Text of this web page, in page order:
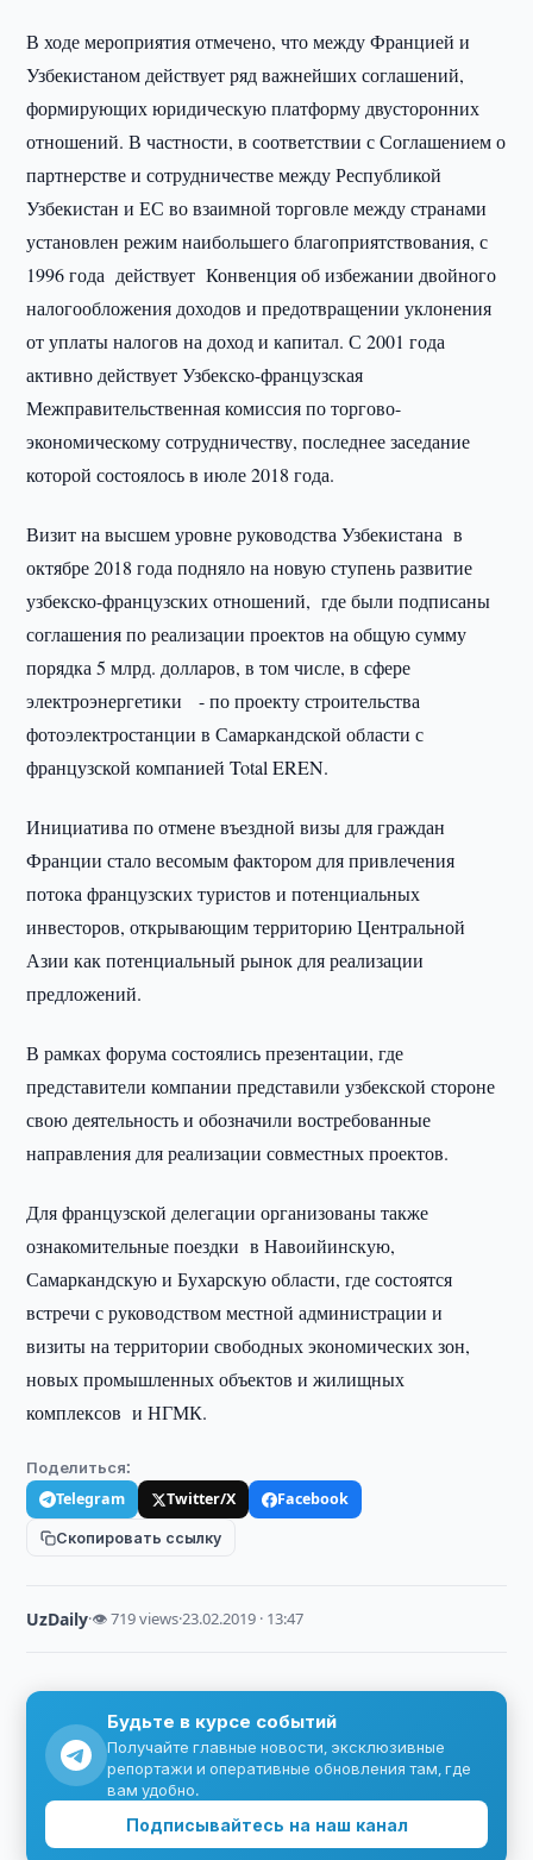
В ходе мероприятия отмечено, что между Францией и
Узбекистаном действует ряд важнейших соглашений,
формирующих юридическую платформу двусторонних
отношений. В частности, в соответствии с Соглашением о
партнерстве и сотрудничестве между Республикой
Узбекистан и ЕС во взаимной торговле между странами
установлен режим наибольшего благоприятствования, с
1996 года действует Конвенция об избежании двойного
налогообложения доходов и предотвращении уклонения
от уплаты налогов на доход и капитал. С 2001 года
активно действует Узбекско-французская
Межправительственная комиссия по торгово-
экономическому сотрудничеству, последнее заседание
которой состоялось в июле 2018 года.
Визит на высшем уровне руководства Узбекистана в
октябре 2018 года подняло на новую ступень развитие
узбекско-французских отношений, где были подписаны
соглашения по реализации проектов на общую сумму
порядка 5 млрд. долларов, в том числе, в сфере
электроэнергетики - по проекту строительства
фотоэлектростанции в Самаркандской области с
французской компанией Total EREN.
Инициатива по отмене въездной визы для граждан
Франции стало весомым фактором для привлечения
потока французских туристов и потенциальных
инвесторов, открывающим территорию Центральной
Азии как потенциальный рынок для реализации
предложений.
В рамках форума состоялись презентации, где
представители компании представили узбекской стороне
свою деятельность и обозначили востребованные
направления для реализации совместных проектов.
Для французской делегации организованы также
ознакомительные поездки в Навоийинскую,
Самаркандскую и Бухарскую области, где состоятся
встречи с руководством местной администрации и
визиты на территории свободных экономических зон,
новых промышленных объектов и жилищных
комплексов и НГМК.
Поделиться:
Telegram Twitter/X
Facebook
Скопировать ссылку
UzDaily·👁 719 views·23.02.2019 · 13:47
Будьте в курсе событий
Получайте главные новости, эксклюзивные
репортажи и оперативные обновления там, где
вам удобно.
Подписывайтесь на наш канал